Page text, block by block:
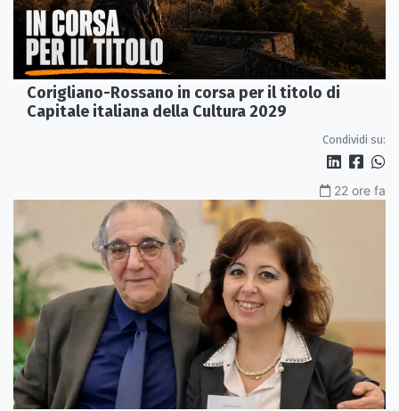
Corigliano-Rossano in corsa per il titolo di
Capitale italiana della Cultura 2029
Condividi su:
22 ore fa